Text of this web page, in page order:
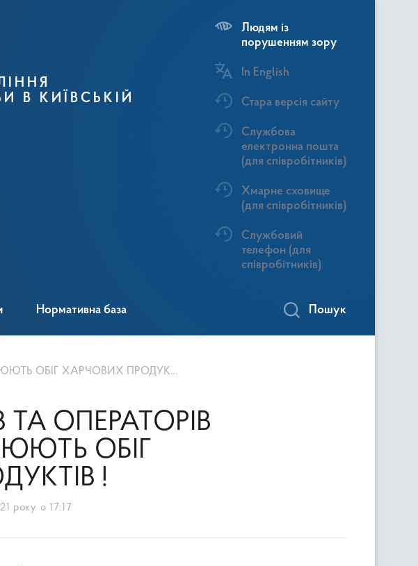
В КИЇВСЬКІЙ
Людям із
порушенням зору
In English
Стара версія сайту
Службова
електронна пошта
(для співробітників)
Хмарне сховище
(для співробітників)
Службовий
телефон (для
співробітників)
Нормативна база Пошук
ОБІГ ХАРЧОВИХ ПРОДУКТІВ !
ОПЕРАТОРІВ
ОБІГ
!
року о 17:17